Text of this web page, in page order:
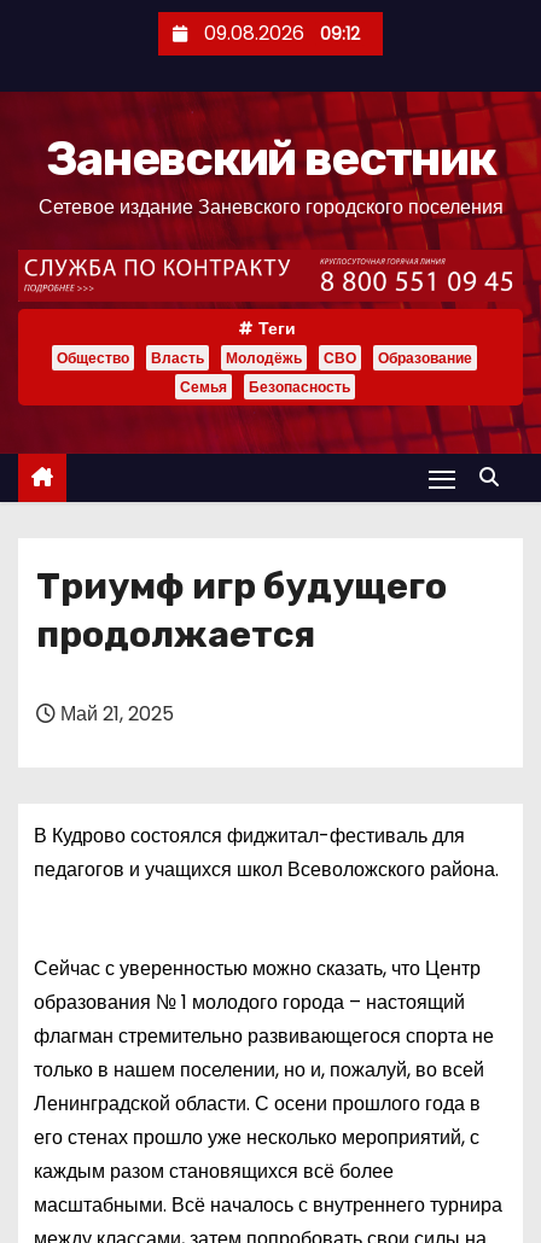
ж
09.08.2026 09:12
Заневский вестник
Сетевое издание Заневского городского поселения
Теги
Общество Власть Молодёжь СВО
Образование
Семья
Безопасность
Триумф игр будущего
продолжается
Май 21, 2025
В Кудрово состоялся фиджитал-фестиваль для
педагогов и учащихся школ Всеволожского района.
Сейчас с уверенностью можно сказать, что Центр
образования № 1 молодого города – настоящий
флагман стремительно развивающегося спорта не
только в нашем поселении, но и, пожалуй, во всей
Ленинградской области. С осени прошлого года в
его стенах прошло уже несколько мероприятий, с
каждым разом становящихся всё более
масштабными. Всё началось с внутреннего турнира